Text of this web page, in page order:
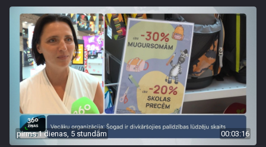
pirms 1 dienas, 5 stundām 00:03:16